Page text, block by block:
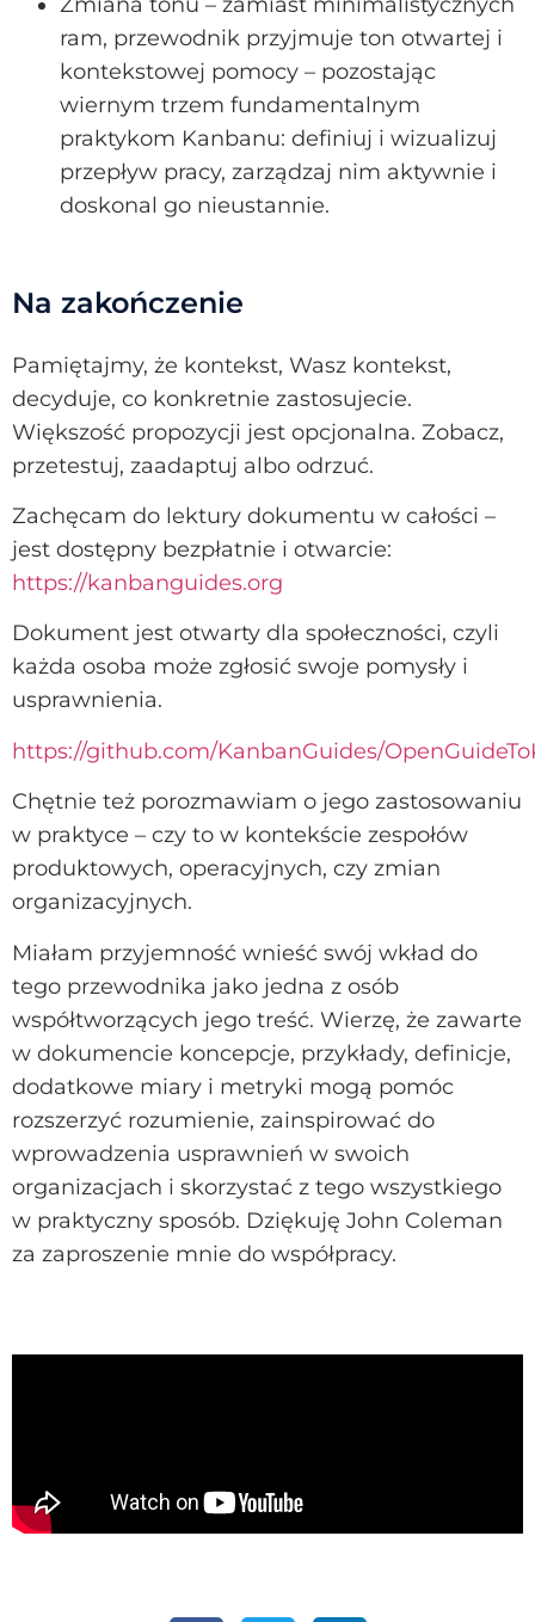
ram, przewodnik przyjmuje ton otwartej i
kontekstowej pomocy – pozostając
wiernym trzem fundamentalnym
praktykom Kanbanu: definiuj i wizualizuj
przepływ pracy, zarządzaj nim aktywnie i
doskonal go nieustannie.
Na zakończenie
Pamiętajmy, że kontekst, Wasz kontekst,
decyduje, co konkretnie zastosujecie.
Większość propozycji jest opcjonalna. Zobacz,
przetestuj, zaadaptuj albo odrzuć.
Zachęcam do lektury dokumentu w całości –
jest dostępny bezpłatnie i otwarcie:
https://kanbanguides.org
Dokument jest otwarty dla społeczności, czyli
każda osoba może zgłosić swoje pomysły i
usprawnienia.
https://github.com/KanbanGuides/
Chętnie też porozmawiam o jego zastosowaniu
w praktyce – czy to w kontekście zespołów
produktowych, operacyjnych, czy zmian
organizacyjnych.
Miałam przyjemność wnieść swój wkład do
tego przewodnika jako jedna z osób
współtworzących jego treść. Wierzę, że zawarte
w dokumencie koncepcje, przykłady, definicje,
dodatkowe miary i metryki mogą pomóc
rozszerzyć rozumienie, zainspirować do
wprowadzenia usprawnień w swoich
organizacjach i skorzystać z tego wszystkiego
w praktyczny sposób. Dziękuję John Coleman
za zaproszenie mnie do współpracy.